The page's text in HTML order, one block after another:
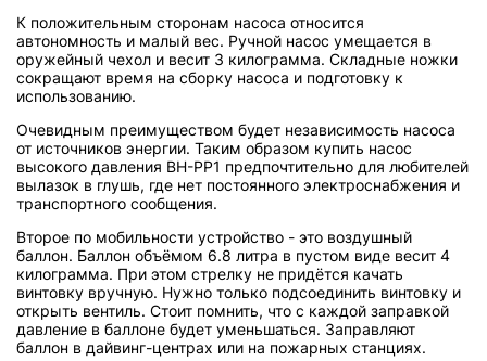
К положительным сторонам насоса относится
автономность и малый вес. Ручной насос умещается в
оружейный чехол и весит 3 килограмма. Складные ножки
сокращают время на сборку насоса и подготовку к
использованию.
Очевидным преимуществом будет независимость насоса
от источников энергии. Таким образом купить насос
высокого давления BH-PP1 предпочтительно для любителей
вылазок в глушь, где нет постоянного электроснабжения и
транспортного сообщения.
Второе по мобильности устройство - это воздушный
баллон. Баллон объёмом 6.8 литра в пустом виде весит 4
килограмма. При этом стрелку не придётся качать
винтовку вручную. Нужно только подсоединить винтовку и
открыть вентиль. Стоит помнить, что с каждой заправкой
давление в баллоне будет уменьшаться. Заправляют
баллон в дайвинг-центрах или на пожарных станциях.